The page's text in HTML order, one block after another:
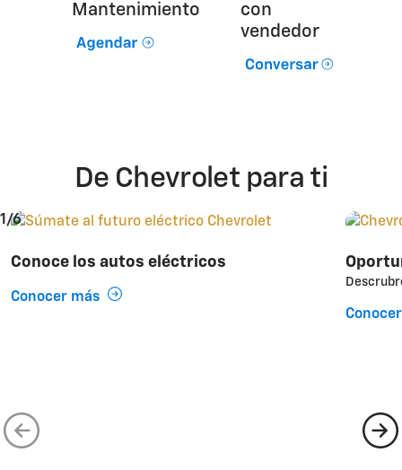
Mantenimiento
con
vendedor
De Chevrolet para ti
Conoce los autos eléctricos
Conocer más
1/6